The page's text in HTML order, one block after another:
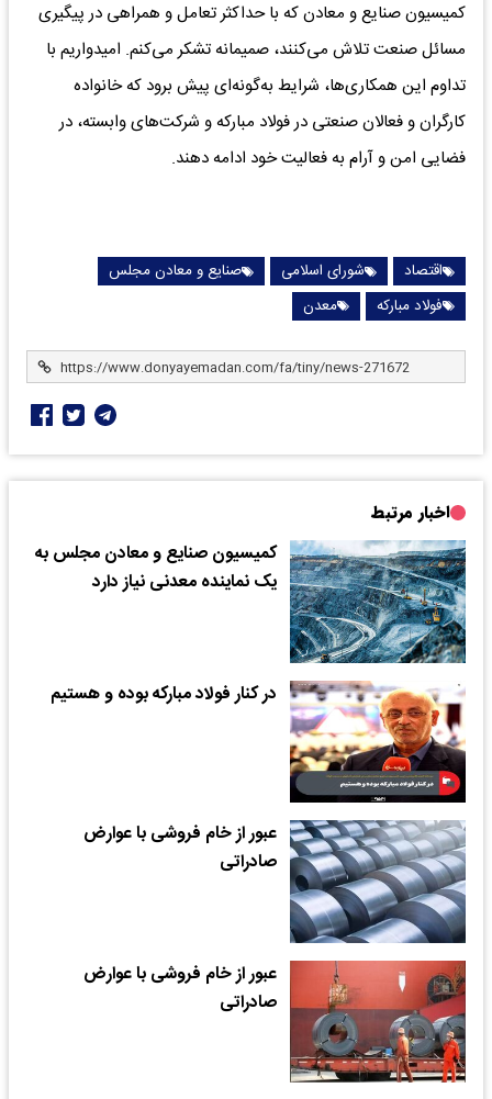
کمیسیون صنایع و معادن که با حداکثر تعامل و همراهی در پیگیری
مسائل صنعت تلاش می‌کنند، صمیمانه تشکر می‌کنم. امیدواریم با
تداوم این همکاری‌ها، شرایط به‌گونه‌ای پیش برود که خانواده
کارگران و فعالان صنعتی در فولاد مبارکه و شرکت‌های وابسته، در
فضایی امن و آرام به فعالیت خود ادامه دهند.
اقتصاد شورای اسلامی
صنایع و معادن مجلس
فولاد مبارکه
معدن
اخبار مرتبط
کمیسیون صنایع و معادن مجلس به
یک نماینده معدنی نیاز دارد
در کنار فولاد مبارکه بوده و هستیم
عبور از خام فروشی با عوارض
صادراتی
عبور از خام فروشی با عوارض
صادراتی